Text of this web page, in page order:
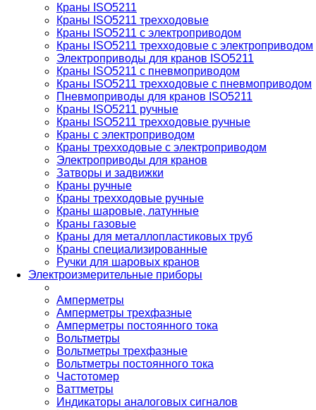
Краны ISO5211
Краны ISO5211 трехходовые
Краны ISO5211 с электроприводом
Краны ISO5211 трехходовые с электроприводом
Электроприводы для кранов ISO5211
Краны ISO5211 с пневмоприводом
Краны ISO5211 трехходовые с пневмоприводом
Пневмоприводы для кранов ISO5211
Краны ISO5211 ручные
Краны ISO5211 трехходовые ручные
Краны с электроприводом
Краны трехходовые с электроприводом
Электроприводы для кранов
Затворы и задвижки
Краны ручные
Краны трехходовые ручные
Краны шаровые, латунные
Краны газовые
Краны для металлопластиковых труб
Краны специализированные
Ручки для шаровых кранов
Электроизмерительные приборы
Амперметры
Амперметры трехфазные
Амперметры постоянного тока
Вольтметры
Вольтметры трехфазные
Вольтметры постоянного тока
Частотомер
Ваттметры
Индикаторы аналоговых сигналов